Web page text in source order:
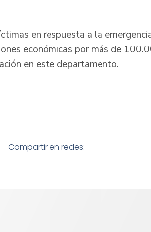
en respuesta a la
económicas por más de
en este departamento.
Compartir en redes: